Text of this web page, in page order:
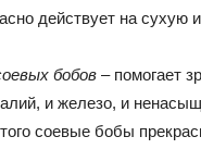
действует на сухую
бобов – помогает
и железо, и
соевые бобы